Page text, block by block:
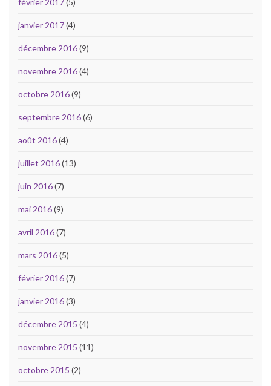
février 2017(5)
janvier 2017(4)
décembre 2016(9)
novembre 2016(4)
octobre 2016(9)
septembre 2016(6)
août 2016(4)
juillet 2016(13)
juin 2016(7)
mai 2016(9)
avril 2016(7)
mars 2016(5)
février 2016(7)
janvier 2016(3)
décembre 2015 (4)
novembre 2015 (11)
octobre 2015 (2)